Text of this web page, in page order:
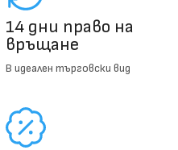
14 дни право на
връщане
В идеален търговски вид